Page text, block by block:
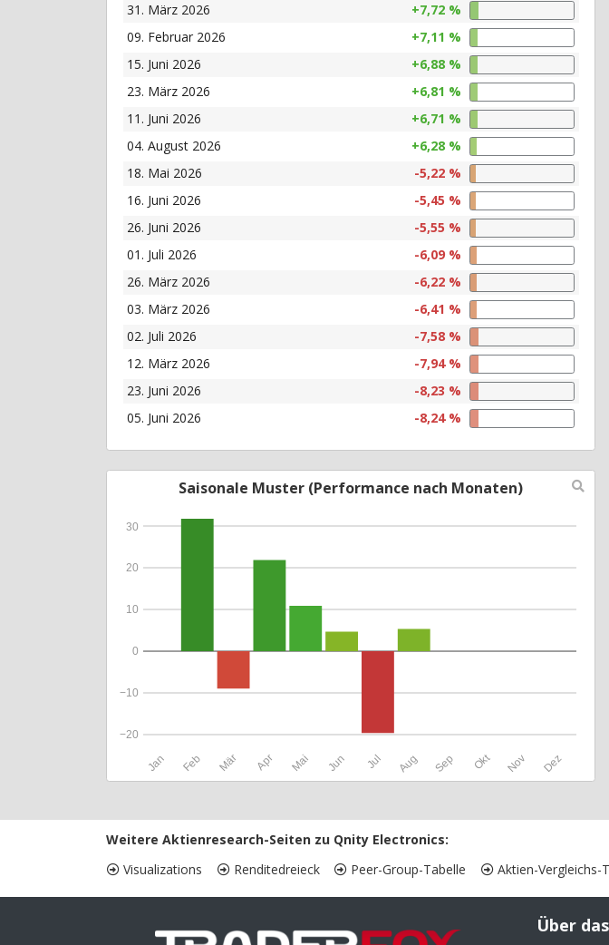
31. März 2026
+7,72 %
09. Februar 2026
+7,11 %
15. Juni 2026
+6,88 %
23. März 2026
+6,81 %
11. Juni 2026
+6,71 %
04. August 2026
+6,28 %
18. Mai 2026
-5,22 %
16. Juni 2026
-5,45 %
26. Juni 2026
-5,55 %
01. Juli 2026
-6,09 %
26. März 2026
-6,22 %
03. März 2026
-6,41 %
02. Juli 2026
-7,58 %
12. März 2026
-7,94 %
23. Juni 2026
-8,23 %
05. Juni 2026
-8,24 %
Saisonale Muster (Performance nach Monaten)
Jan Feb Mär Apr Mai Jun Jul Aug Sep Okt Nov Dez
−20
−10
0
10
20
30
Weitere Aktienresearch-Seiten zu Qnity Electronics:
Visualizations
Renditedreieck Peer-Group-Tabelle Aktien-Vergleichs-
Über